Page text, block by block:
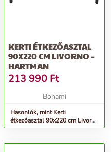
KERTI ÉTKEZŐASZTAL
90X220 CM LIVORNO –
HARTMAN
213 990 Ft
Bonami
Hasonlók, mint Kerti
étkezőasztal 90x220 cm Livorno
– Hartman